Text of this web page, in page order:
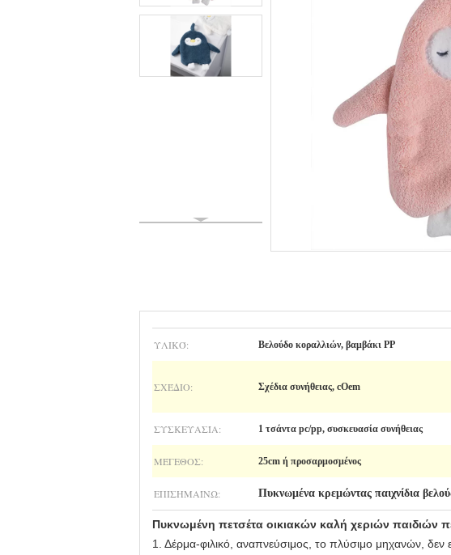
ΥΛΙΚΌ: Βελούδο κοραλλιών, βαμβάκι PP
ΣΧΈΔΙΟ: Σχέδια συνήθειας, cOem
ΣΥΣΚΕΥΑΣΊΑ: 1 τσάντα pc/pp, συσκευασία συνήθειας
ΜΈΓΕΘΟΣ: 25cm ή προσαρμοσμένος
ΕΠΙΣΗΜΑΊΝΩ: Πυκνωμένα κρεμώντας παιχνίδια
Πυκνωμένη πετσέτα οικιακών καλή χεριών παιδιών
1. Δέρμα-φιλικό, αναπνεύσιμος, το πλύσιμο μηχανών, δεν